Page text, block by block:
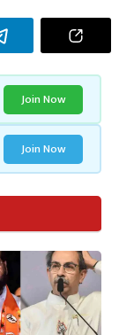
Join Now
Join Now